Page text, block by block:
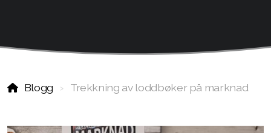
Blogg Trekkning av loddbøker på marknad